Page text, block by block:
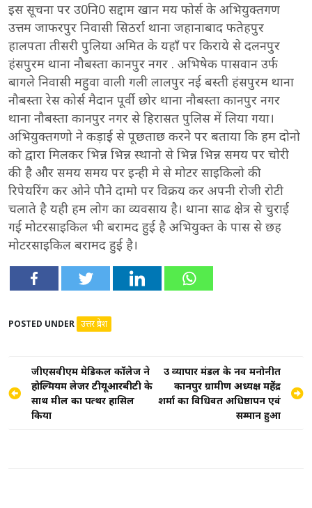
इस सूचना पर उ0नि0 सद्दाम खान मय फोर्स के अभियुक्तगण
उत्तम जाफरपुर निवासी सिठर्रा थाना जहानाबाद फतेहपुर
हालपता तीसरी पुलिया अमित के यहाँ पर किराये से दलनपुर
हंसपुरम थाना नौबस्ता कानपुर नगर . अभिषेक पासवान उर्फ
बागले निवासी महुवा वाली गली लालपुर नई बस्ती हंसपुरम थाना
नौबस्ता रेस कोर्स मैदान पूर्वी छोर थाना नौबस्ता कानपुर नगर
थाना नौबस्ता कानपुर नगर से हिरासत पुलिस में लिया गया।
अभियुक्तगणो ने कड़ाई से पूछताछ करने पर बताया कि हम दोनो
को द्वारा मिलकर भिन्न भिन्न स्थानो से भिन्न भिन्न समय पर चोरी
की है और समय समय पर इन्ही मे से मोटर साइकिलो की
रिपेयरिंग कर ओने पौने दामो पर विक्रय कर अपनी रोजी रोटी
चलाते है यही हम लोग का व्यवसाय है। थाना साढ क्षेत्र से चुराई
गई मोटरसाइकिल भी बरामद हुई है अभियुक्त के पास से छह
मोटरसाइकिल बरामद हुई है।
POSTED UNDER उत्तर प्रदेश
Post
navigation
जीएसवीएम मेडिकल कॉलेज ने
होल्मियम लेजर टीयूआरबीटी के
साथ मील का पत्थर हासिल
किया
उप्र व्यापार मंडल के नव मनोनीत
कानपुर ग्रामीण अध्यक्ष महेंद्र
शर्मा का विधिवत अधिष्ठापन एवं
सम्मान हुआ